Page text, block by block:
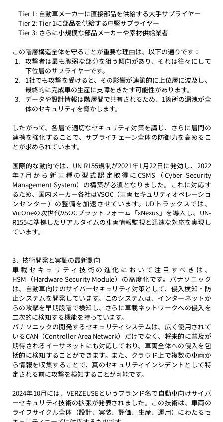
Tier 1: 自動車メーカーに直接部品を供給する大手サプライヤー
Tier 2: Tier 1に部品を供給する中堅サプライヤー
Tier 3: さらに小規模な部品メーカーや素材供給業者
この階層構造全体を守ることが重要な理由は、以下の通りです：
攻撃者は最も脆弱な部分を狙う傾向があり、それは往々にして
下位層のサプライヤーです。
1社でも攻撃を受けると、その影響が連鎖的に上位層に波及し、
最終的に完成車の生産に支障をきたす可能性があります。
データや設計情報は階層間で共有されるため、1箇所の漏洩が全
体のセキュリティを脅かします。
したがって、各層で適切なセキュリティ対策を講じ、さらに層間の
連携を強化することで、サプライチェーン全体の防御力を高めるこ
とが求められています。
国際的な動向では、UN R155規制が2021年1月22日に発効し、2022
年7月から新車種の型式認定取得にCSMS（Cyber Security
Management System）の構築が必須となりました。これに対応す
るため、国内メーカー各社はVSOC（車両セキュリティオペレーショ
ンセンター）の整備を加速させています。UDトラックスでは、
VicOneの次世代VSOCプラットフォーム「xNexus」を導入し、UN-
R155に準拠したリアルタイムの車両情報監視と迅速な対応を実現し
ています。
3．技術開発と実証の最新動向
車載セキュリティ技術の進化において注目すべきは、
HSM（Hardware Security Module）の高度化です。パナソニック
は、自動車向けのサイバーセキュリティ対策として、侵入検知・防
止システムを開発しています。このシステムは、インターネットか
らの攻撃を早期段階で検知し、さらに車載ネットワークへの侵入を
二次的に検知する機能を持っています。
パナソニックの開発するセキュリティシステムは、広く使用されて
いるCAN（Controller Area Network）だけでなく、将来的に普及が
期待されるイーサネットにも対応しており、車両全体への侵入を包
括的に検知することができます。また、クラウド上で複数の車両か
ら情報を収集することで、真のセキュリティインシデントとして特
定される前に攻撃を検知することが可能です。
2024年10月には、VERZEUSEというブランド名で自動車向けサイバ
ーセキュリティ技術の拡張が発表されました。この技術は、車両の
ライフサイクル全体（設計、実装、評価、生産、運用）にわたるセ